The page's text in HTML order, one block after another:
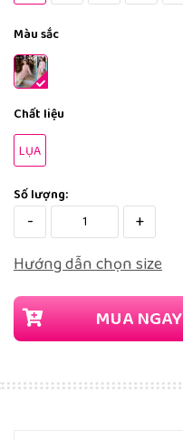
Màu sắc
Chất liệu
LỤA
Số lượng:
-
+
Hướng dẫn chọn size
MUA NGAY